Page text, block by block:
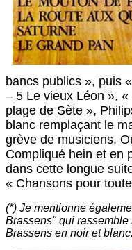
bancs publics », puis
– 5 Le vieux Léon »,
plage de Sète »,
blanc remplaçant le
grève de musiciens.
Compliqué hein et en
dans cette longue
« Chansons pour
(*) Je mentionne
Brassens" qui
Brassens en noir et blanc.